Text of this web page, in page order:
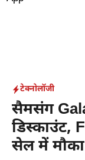
Skip
टेक्नोलॉजी
सैमसंग
डिस्काउंट,
सेल में